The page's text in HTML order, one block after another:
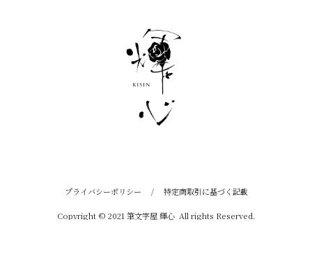
プライバシーポリシー / 特定商取引に基づく記載
Copyright © 2021 筆文字屋 輝心 All rights Reserved.